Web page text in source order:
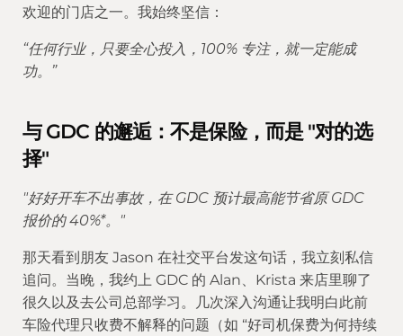
欢迎的门店之一。我始终坚信：
“任何行业，只要全心投入，100% 专注，就一定能成
功。”
与 GDC 的邂逅：不是保险，而是 "对的选
择"
"好好开车不出事故，在 GDC 预计最高能节省原 GDC
报价的 40%*。"
那天看到朋友 Jason 在社交平台发这句话，我立刻私信
追问。当晚，我约上 GDC 的 Alan、Krista 来店里聊了
很久以及去公司总部学习。几次深入沟通让我明白此前
车险代理只收费不解释的问题（如 “好司机保费为何持续